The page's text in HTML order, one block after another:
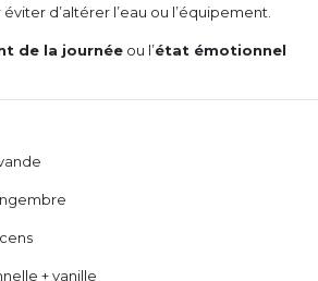
d’altérer l’eau ou l’équipement.
de la journée ou l’état émotionnel
+ vanille